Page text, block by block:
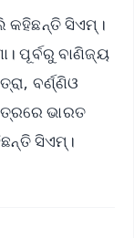
କହିଛନ୍ତି ସିଏମ୍।
ପୂର୍ବରୁ ବାଣିଜ୍ୟ
ବର୍ଣ୍ଣିଓ
ଭାରତ
ସିଏମ୍।